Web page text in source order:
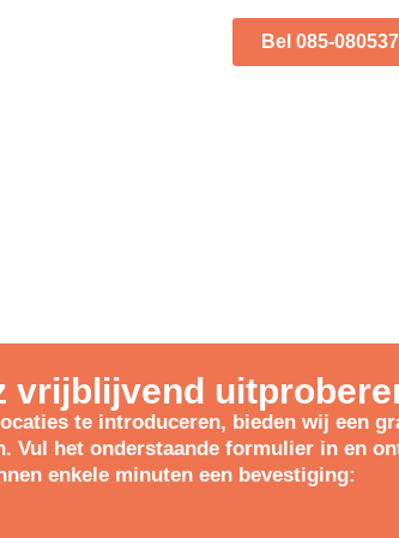
Bel 085-
vrijblijvend
te introduceren, bieden wij een
Vul het onderstaande formulier in en
enkele minuten een bevestiging: